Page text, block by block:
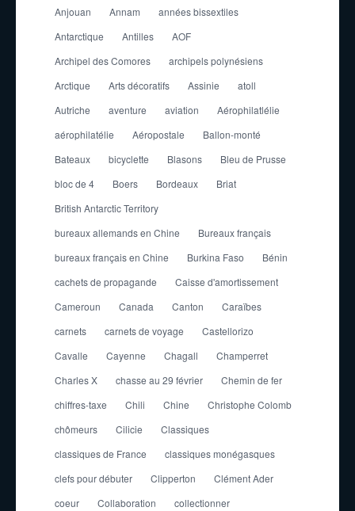
Anjouan
Annam
années bissextiles
Antarctique
Antilles
AOF
Archipel des Comores
archipels polynésiens
Arctique
Arts décoratifs Assinie
atoll
Autriche
aventure aviation
Aérophilatlélie
aérophilatélie
Aéropostale
Ballon-monté
Bateaux
bicyclette Blasons
Bleu de Prusse
bloc de 4
Boers Bordeaux
Briat
British Antarctic Territory
bureaux allemands en Chine
Bureaux français
bureaux français en Chine
Burkina Faso
Bénin
cachets de propagande
Caisse d'amortissement
Cameroun
Canada Canton
Caraïbes
carnets
carnets de voyage
Castellorizo
Cavalle
Cayenne Chagall
Champerret
Charles X
chasse au 29 février
Chemin de fer
chiffres-taxe
Chili Chine
Christophe Colomb
chômeurs
Cilicie
Classiques
classiques de France
classiques monégasques
clefs pour débuter
Clipperton
Clément Ader
coeur
Collaboration
collectionner